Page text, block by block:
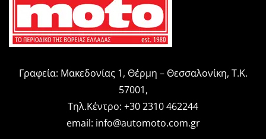
Γραφεία: Μακεδονίας 1, Θέρμη – Θεσσαλονίκη, Τ.Κ.
57001,
Τηλ.Κέντρο: +30 2310 462244
email: info@automoto.com.gr